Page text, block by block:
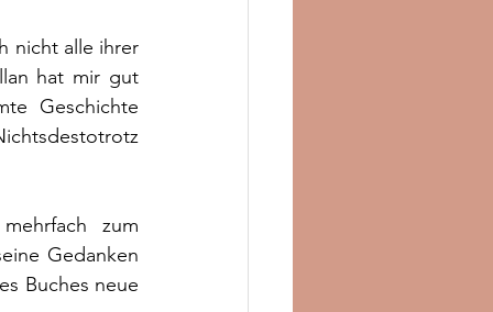
nicht alle ihrer
hat mir gut
Geschichte
zum
Gedanken
Buches neue